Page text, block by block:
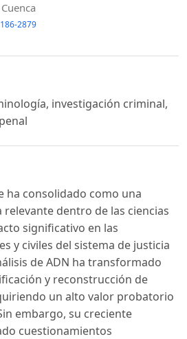
2879
investigación criminal,
ha consolidado como una
dentro de las ciencias
significativo en las
y civiles del sistema de justicia
de ADN ha transformado
y reconstrucción de
un alto valor probatorio
embargo, su creciente
cuestionamientos